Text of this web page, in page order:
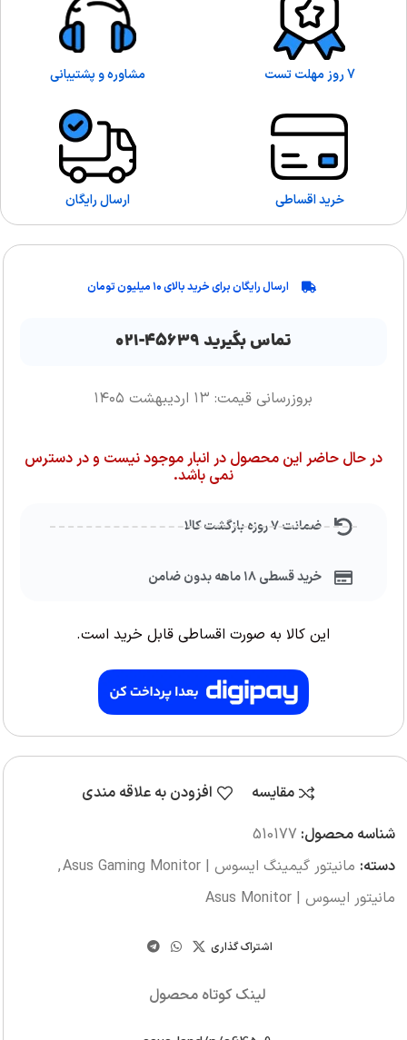
7 روز مهلت تست مشاوره و پشتیبانی
خرید اقساطی ارسال رایگان
ارسال رایگان برای خرید بالای ۱۰ میلیون تومان
تماس بگیرید ۴۵۶۳۹-۰۲۱
بروزرسانی قیمت: ۱۳ اردیبهشت ۱۴۰۵
در حال حاضر این محصول در انبار موجود نیست و در دسترس
نمی باشد.
ضمانت ۷ روزه بازگشت کالا
خرید قسطی ۱۸ ماهه بدون ضامن
این کالا به صورت اقساطی قابل خرید است.
مقایسه
افزودن به علاقه مندی
شناسه محصول: 510177
دسته: مانیتور گیمینگ ایسوس | Asus Gaming Monitor
,
مانیتور ایسوس | Asus Monitor
اشتراک گذاری
لینک کوتاه محصول